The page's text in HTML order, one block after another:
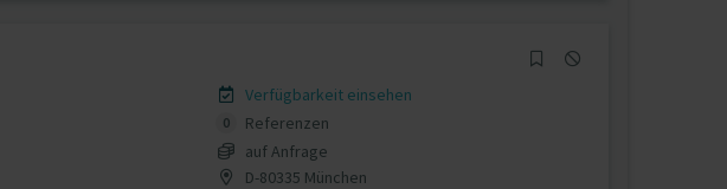
Verfügbarkeit einsehen
0
Referenzen
auf Anfrage
D-80335 München